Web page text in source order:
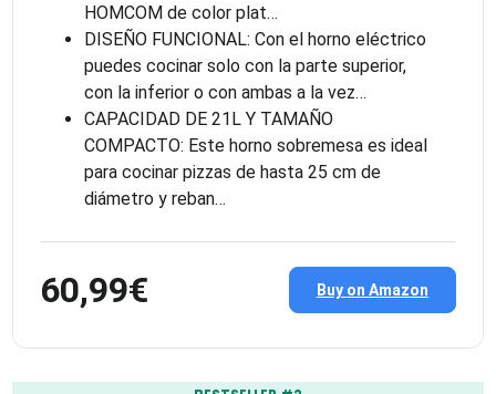
HOMCOM de color plat…
DISEÑO FUNCIONAL: Con el horno eléctrico
puedes cocinar solo con la parte superior,
con la inferior o con ambas a la vez…
CAPACIDAD DE 21L Y TAMAÑO
COMPACTO: Este horno sobremesa es ideal
para cocinar pizzas de hasta 25 cm de
diámetro y reban…
60,99€ Buy on Amazon